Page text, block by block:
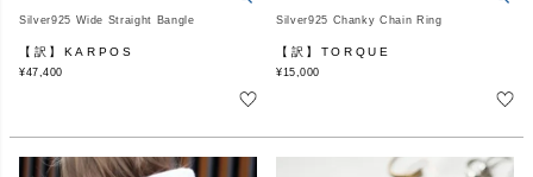
Silver925 Wide Straight Bangle
【訳】KARPOS
¥47,400
Silver925 Chanky Chain Ring
【訳】TORQUE
¥15,000